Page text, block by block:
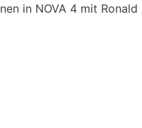
in NOVA 4 mit